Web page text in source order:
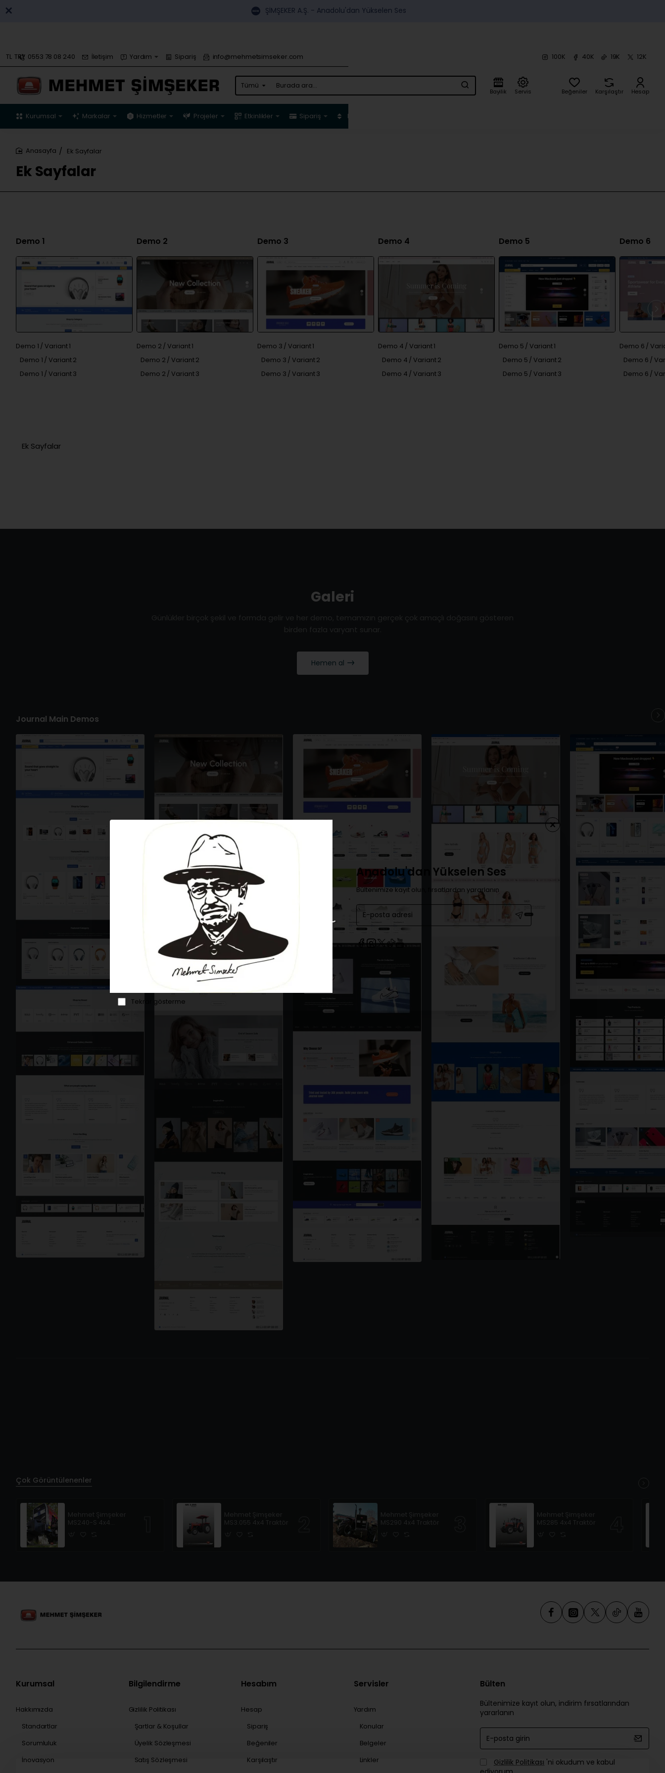
Anadolu'dan Yükselen Ses
Bültenimize kayıt olun, fırsatlardan yararlanın
E-
posta
adresi
Tekrar gösterme
ŞİMŞEKER A.Ş. - Anadolu'dan Yükselen Ses
0553 78 08 240 İletişim Yardım Sipariş info@mehmetsimseker.com
TL TRY 100K 40K 19K 12K
Tümü
Burada
ara...
Bayilik Servis Beğeniler Karşılaştır Hesap
Kurumsal Markalar Hizmetler Projeler Etkinlikler Sipariş Kampanya
Ek Sayfalar
Ek Sayfalar
Demo 1
Demo 1 / Variant 1
Demo 1 / Variant 2
Demo 1 / Variant 3
Demo 2
Demo 2 / Variant 1
Demo 2 / Variant 2
Demo 2 / Variant 3
Demo 3
Demo 3 / Variant 1
Demo 3 / Variant 2
Demo 3 / Variant 3
Demo 4
Demo 4 / Variant 1
Demo 4 / Variant 2
Demo 4 / Variant 3
Demo 5
Demo 5 / Variant 1
Demo 5 / Variant 2
Demo 5 / Variant 3
Demo 6
Demo 6 /
Demo 6 /
Demo 6 /
Ek Sayfalar
Galeri
Günlükler birçok şekil ve formda gelir ve her demo, temamızın gerçek çok amaçlı doğasını gösteren
birden fazla varyant sunar.
Hemen al
Journal Main Demos
Çok Görüntülenenler
Mehmet Şimşeker
MS240-S 4x4
Mehmet Şimşeker
MS3.055 4x4 Traktör
Mehmet Şimşeker
MS290 4x4 Traktör
Mehmet Şimşeker
MS285 4x4 Traktör
Kurumsal
Hakkımızda
Standartlar
Sorumluluk
İnovasyon
Bilgilendirme
Gizlilik Politikası
Şartlar & Koşullar
Üyelik Sözleşmesi
Satış Sözleşmesi
Hesabım
Hesap
Sipariş
Beğeniler
Karşılaştır
Servisler
Yardım
Konular
Belgeler
Linkler
Bülten
Bültenimize kayıt olun, indirim fırsatlarından
yararlanın
E-
posta
girin
Gizlilik Politikası 'ni okudum ve kabul